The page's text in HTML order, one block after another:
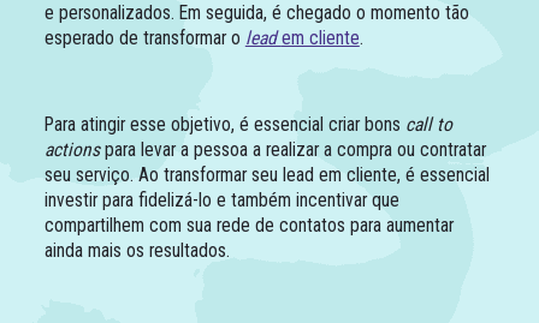
e personalizados. Em seguida, é chegado o momento tão
esperado de transformar o leadem cliente.
Para atingir esse objetivo, é essencial criar bons call to
actionspara levar a pessoa a realizar a compra ou contratar
seu serviço. Ao transformar seu lead em cliente, é essencial
investir para fidelizá-lo e também incentivar que
compartilhem com sua rede de contatos para aumentar
ainda mais os resultados.